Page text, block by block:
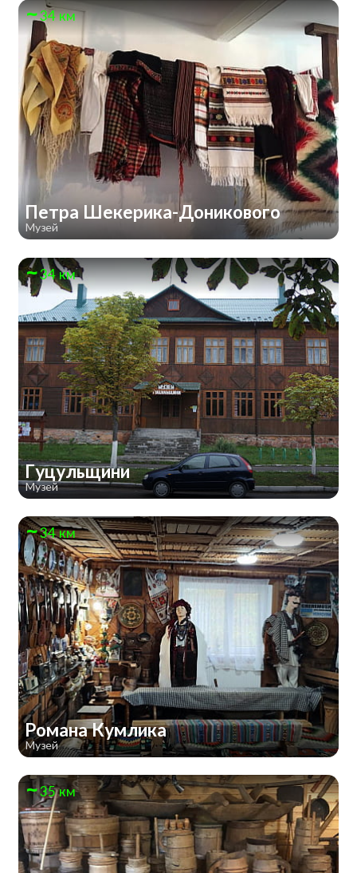
34 км
Петра Шекерика-Доникового
Музей
34 км
Гуцульщини
Музей
34 км
Романа Кумлика
Музей
35 км